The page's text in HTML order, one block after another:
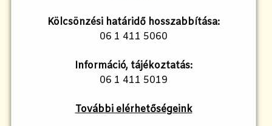
Kölcsönzési határidő hosszabbítása:
06 1 411 5060
Információ, tájékoztatás:
06 1 411 5019
További elérhetőségeink